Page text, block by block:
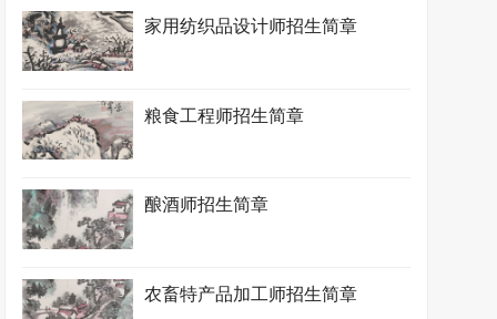
家用纺织品设计师招生简章
粮食工程师招生简章
酿酒师招生简章
农畜特产品加工师招生简章